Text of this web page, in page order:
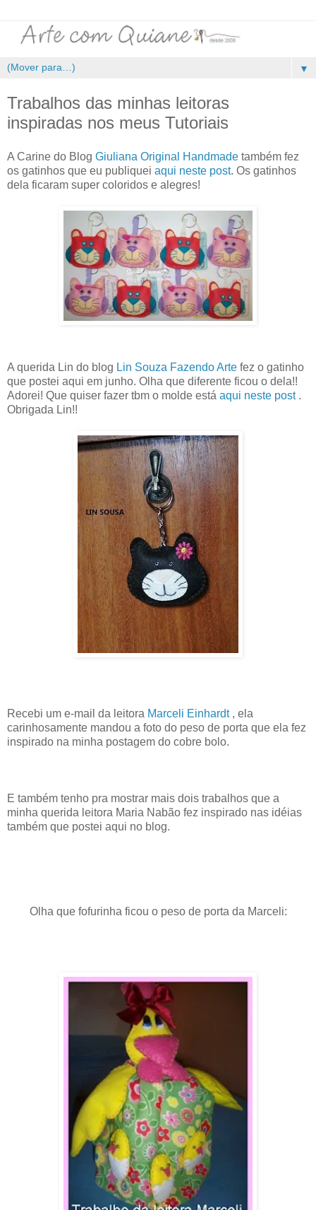
▼
Trabalhos das minhas leitoras
inspiradas nos meus Tutoriais
A Carine do Blog Giuliana Original Handmade também fez
os gatinhos que eu publiquei aqui neste post. Os gatinhos
dela ficaram super coloridos e alegres!
A querida Lin do blog Lin Souza Fazendo Arte fez o gatinho
que postei aqui em junho. Olha que diferente ficou o dela!!
Adorei! Que quiser fazer tbm o molde está aqui neste post.
Obrigada Lin!!
Recebi um e-mail da leitora Marceli Einhardt, ela
carinhosamente mandou a foto do peso de porta que ela fez
inspirado na minha postagem do cobre bolo.
E também tenho pra mostrar mais dois trabalhos que a
minha querida leitora Maria Nabão fez inspirado nas idéias
também que postei aqui no blog.
Olha que fofurinha ficou o peso de porta da Marceli: